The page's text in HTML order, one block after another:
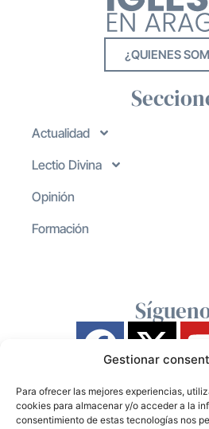
Gestionar
Para ofrecer las mejores experiencias,
cookies para almacenar y/o acceder a la
consentimiento de estas tecnologías nos
¿QUIENES
Actualidad
Lectio Divina
Opinión
Formación